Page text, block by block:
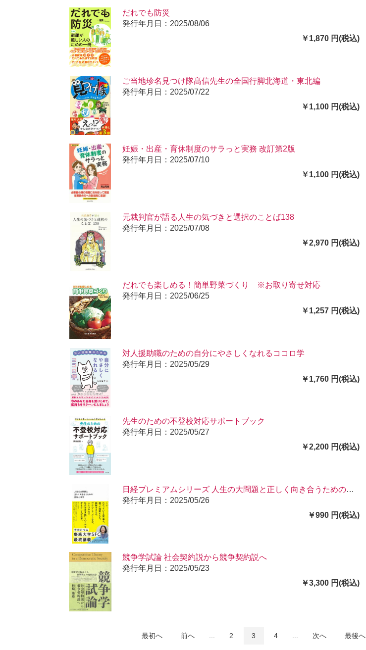
だれでも防災
発行年月日：2025/08/06
￥1,870 円(税込)
ご当地珍名見つけ隊髙信先生の全国行脚北海道・東北編
発行年月日：2025/07/22
￥1,100 円(税込)
妊娠・出産・育休制度のサラっと実務 改訂第2版
発行年月日：2025/07/10
￥1,100 円(税込)
元裁判官が語る人生の気づきと選択のことば138
発行年月日：2025/07/08
￥2,970 円(税込)
だれでも楽しめる！簡単野菜づくり ※お取り寄せ対応
発行年月日：2025/06/25
￥1,257 円(税込)
対人援助職のための自分にやさしくなれるココロ学
発行年月日：2025/05/29
￥1,760 円(税込)
先生のための不登校対応サポートブック
発行年月日：2025/05/27
￥2,200 円(税込)
日経プレミアムシリーズ 人生の大問題と正しく向き合うための認
知心理学
発行年月日：2025/05/26
￥990 円(税込)
競争学試論 社会契約説から競争契約説へ
発行年月日：2025/05/23
￥3,300 円(税込)
最初へ 前へ 2 3 4 次へ 最後へ